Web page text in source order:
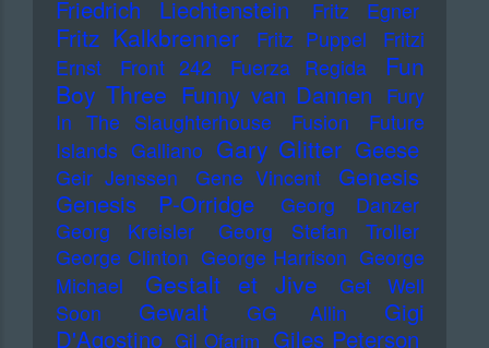
Friedrich Liechtenstein Fritz Egner
Fritz Kalkbrenner Fritz Puppel
Fritzi
Ernst
Front 242 Fuerza Regida
Fun
Boy Three Funny van Dannen Fury
In The Slaughterhouse
Fusion
Future
Islands Galliano Gary Glitter Geese
Geir Jenssen Gene Vincent
Genesis
Genesis P-Orridge
Georg Danzer
Georg Kreisler
Georg Stefan Troller
George Clinton George Harrison George
Michael
Gestalt et Jive
Get Well
Soon
Gewalt GG Allin
Gigi
D'Agostino Gil Ofarim Giles Peterson